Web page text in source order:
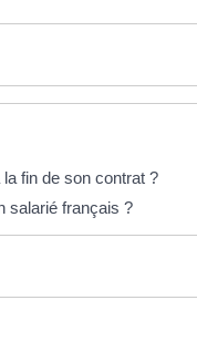
fin de son contrat ?
salarié français ?